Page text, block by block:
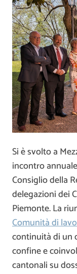
Si è svolto a
incontro
Consiglio della
delegazioni dei
Piemonte. La
Comunità di
continuità di un
confine e
cantonali su